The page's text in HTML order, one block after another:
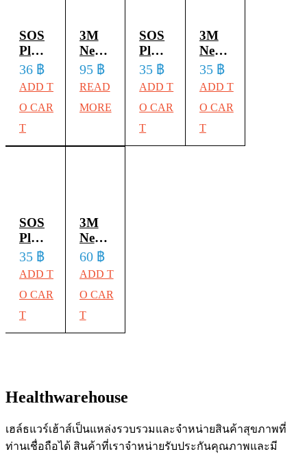
SOS
Plus
S3 เอ
ส
โอเอส
พลัส
เอส
6 x
10
ซม.
4แผ่น
/
1กล่อง
36 ฿
ADD T
O CAR
T
3M
Nexcare
Coban
3 นิ้ว
x 5
ได้
เทป
พัน
กระชับ
กล้าม
เนื้อ
95 ฿
READ
MORE
SOS
Plus
T3
2แผ่น
/
เอส
ขนาด
35 ฿
ADD T
O CAR
T
3M
Nexcare
Micropore
1/2
10
หลา
35 ฿
ADD T
O CAR
T
SOS
Plus
T2
3แผ่น
/
พลาส
เตอร์
ใส
35 ฿
ADD T
O CAR
T
3M
Nexcare
Coban
1 นิ้ว
x 5
เทป
พัน
กระชับ
60 ฿
ADD T
O CAR
T
Healthwarehouse
เฮล์ธแวร์เฮ้าส์เป็นแหล่งรวบรวมและจำหน่ายสินค้าสุขภาพที่
ท่านเชื่อถือได้ สินค้าที่เราจำหน่ายรับประกันคุณภาพและมี